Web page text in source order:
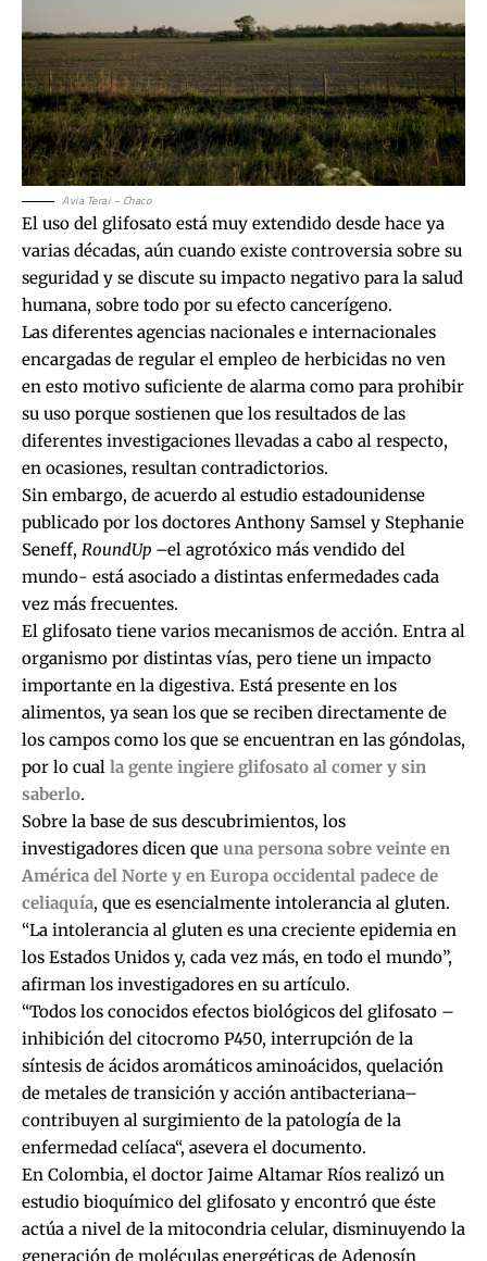
Avia Terai – Chaco
El uso del glifosato está muy extendido desde hace ya
varias décadas, aún cuando existe controversia sobre su
seguridad y se discute su impacto negativo para la salud
humana, sobre todo por su efecto cancerígeno.
Las diferentes agencias nacionales e internacionales
encargadas de regular el empleo de herbicidas no ven
en esto motivo suficiente de alarma como para prohibir
su uso porque sostienen que los resultados de las
diferentes investigaciones llevadas a cabo al respecto,
en ocasiones, resultan contradictorios.
Sin embargo, de acuerdo al estudio estadounidense
publicado por los doctores Anthony Samsel y Stephanie
Seneff, RoundUp –el agrotóxico más vendido del
mundo- está asociado a distintas enfermedades cada
vez más frecuentes.
El glifosato tiene varios mecanismos de acción. Entra al
organismo por distintas vías, pero tiene un impacto
importante en la digestiva. Está presente en los
alimentos, ya sean los que se reciben directamente de
los campos como los que se encuentran en las góndolas,
por lo cual la gente ingiere glifosato al comer y sin
saberlo.
Sobre la base de sus descubrimientos, los
investigadores dicen que una persona sobre veinte en
América del Norte y en Europa occidental padece de
celiaquía, que es esencialmente intolerancia al gluten.
“La intolerancia al gluten es una creciente epidemia en
los Estados Unidos y, cada vez más, en todo el mundo”,
afirman los investigadores en su artículo.
“Todos los conocidos efectos biológicos del glifosato –
inhibición del citocromo P450, interrupción de la
síntesis de ácidos aromáticos aminoácidos, quelación
de metales de transición y acción antibacteriana–
contribuyen al surgimiento de la patología de la
enfermedad celíaca“, asevera el documento.
En Colombia, el doctor Jaime Altamar Ríos realizó un
estudio bioquímico del glifosato y encontró que éste
actúa a nivel de la mitocondria celular, disminuyendo la
generación de moléculas energéticas de Adenosín